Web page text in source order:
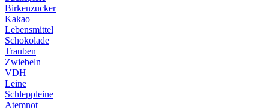
Birkenzucker
Kakao
Lebensmittel
Schokolade
Trauben
Zwiebeln
VDH
Leine
Schleppleine
Atemnot